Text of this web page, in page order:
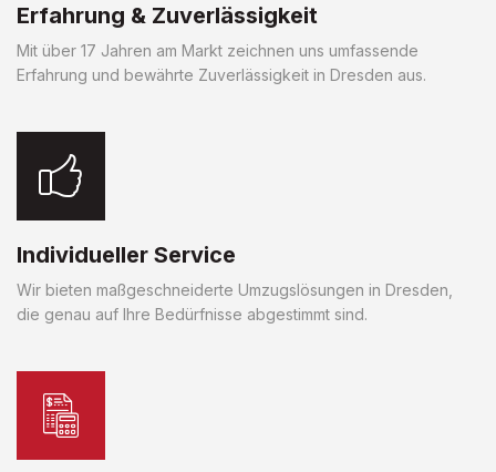
Erfahrung & Zuverlässigkeit
Mit über 17 Jahren am Markt zeichnen uns umfassende
Erfahrung und bewährte Zuverlässigkeit in Dresden aus.
Individueller Service
Wir bieten maßgeschneiderte Umzugslösungen in Dresden,
die genau auf Ihre Bedürfnisse abgestimmt sind.